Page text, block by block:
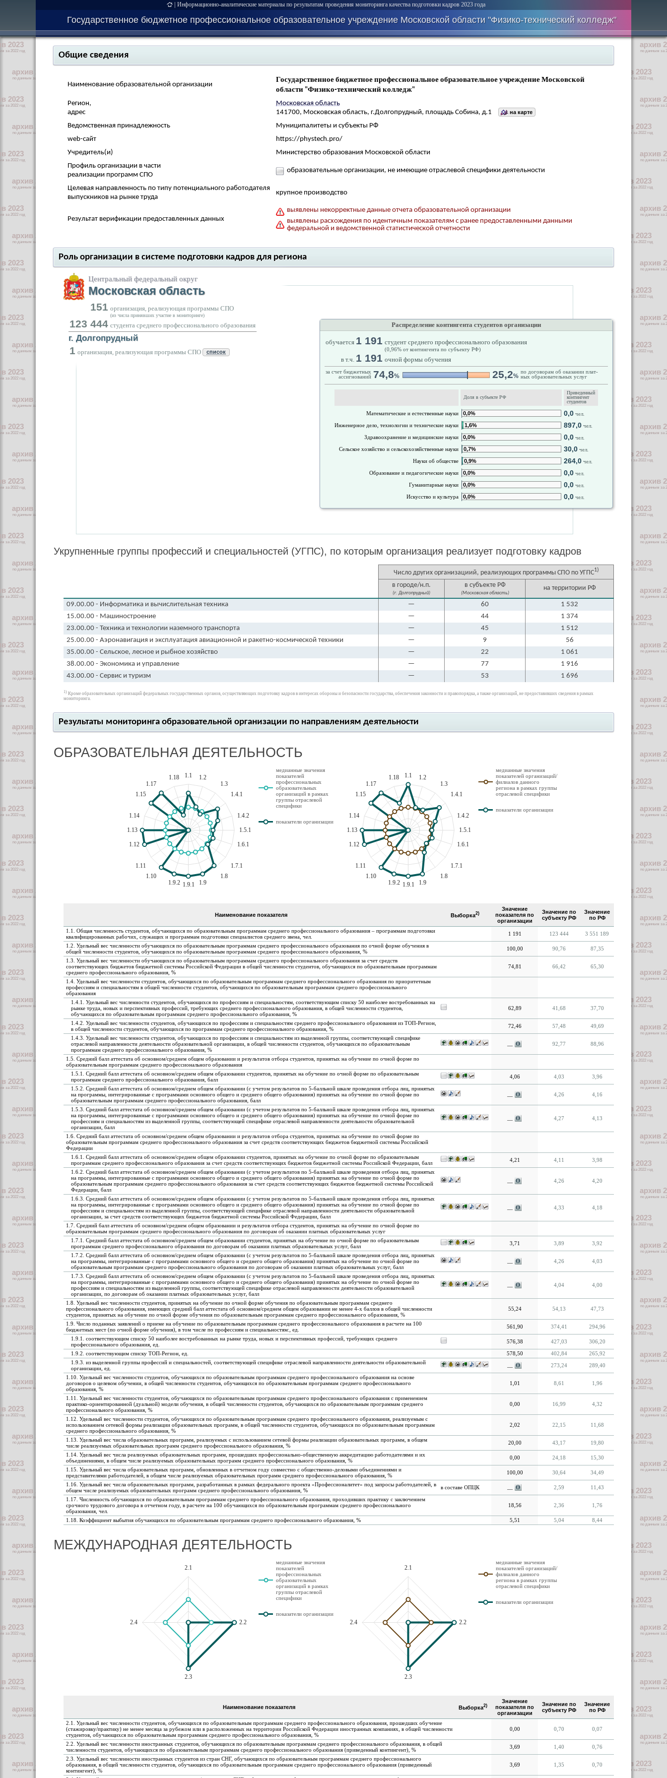
| Информационно-аналитические материалы по результатам проведения мониторинга качества подготовки кадров 2023 года
Государственное бюджетное профессиональное образовательное учреждение Московской области "Физико-технический колледж"
Общие сведения
Наименование образовательной организации
Государственное бюджетное профессиональное образовательное учреждение Московской
области "Физико-технический колледж"
Регион,
адрес
Московская область
141700, Московская область, г.Долгопрудный, площадь Собина, д.1
на карте
Ведомственная принадлежность
Муниципалитеты и субъекты РФ
web-сайт
https://phystech.pro/
Учредитель(и)
Министерство образования Московской области
Профиль организации в части
реализации программ СПО
образовательные организации, не имеющие отраслевой специфики деятельности
Целевая направленность по типу потенциального работодателя
выпускников на рынке труда
крупное производство
Результат верификации предоставленных данных
выявлены некорректные данные отчета образовательной организации
выявлены расхождения по идентичным показателям с ранее предоставленными данными
федеральной и ведомственной статистической отчетности
Роль организации в системе подготовки кадров для региона
Центральный федеральный округ
Московская область
151 организация, реализующая программы СПО
(из числа принявших участие в мониторинге)
123 444 студента среднего профессионального образования
г. Долгопрудный
1 организация, реализующая программы СПО список
Распределение контингента студентов организации
обучается 1 191 студент среднего профессионального образования
(0,96% от контингента по субъекту РФ)
в т.ч. 1 191 очной формы обучения
за счет бюджетных
ассигнований 74,8% 25,2%
по договорам об оказании плат-
ных образовательных услуг
Доля в субъекте РФ
Приведенный
контингент
студентов
Математические и естественные науки 0,0% 0,0 чел.
Инженерное дело, технологии и технические науки
1,6% 897,0 чел.
Здравоохранение и медицинские науки
0,0% 0,0 чел.
Сельское хозяйство и сельскохозяйственные науки
0,7% 30,0 чел.
Науки об обществе
0,9% 264,0 чел.
Образование и педагогические науки
0,0% 0,0 чел.
Гуманитарные науки
0,0% 0,0 чел.
Искусство и культура
0,0% 0,0 чел.
Укрупненные группы профессий и специальностей (УГПС), по которым организация реализует подготовку кадров
Число других организациий, реализующих программы СПО по УГПС1)
в городе/н.п.
(г. Долгопрудный)
в субъекте РФ
(Московская область)
на территории РФ
09.00.00 - Информатика и вычислительная техника — 60
1 532
15.00.00 - Машиностроение
— 44
1 374
23.00.00 - Техника и технологии наземного транспорта
— 45
1 512
25.00.00 - Аэронавигация и эксплуатация авиационной и ракетно-космической техники
— 9
56
35.00.00 - Сельское, лесное и рыбное хозяйство
— 22
1 061
38.00.00 - Экономика и управление
— 77
1 916
43.00.00 - Сервис и туризм
— 53 1 696
1) Кроме образовательных организаций федеральных государственных органов, осуществляющих подготовку кадров в интересах обороны и безопасности государства, обеспечения законности и правопорядка, а также организаций, не предоставивших сведения в рамках
мониторинга.
Результаты мониторинга образовательной организации по направлениям деятельности
ОБРАЗОВАТЕЛЬНАЯ ДЕЯТЕЛЬНОСТЬ
1.1
1.2
1.3
1.4.1
1.4.2
1.5.1
1.6.1
1.7.1
1.8
1.9
1.9.1
1.9.2
1.10
1.11
1.12
1.13
1.14
1.15
1.17
1.18
медианные значения
показателей
профессиональных
образовательных
организаций в рамках
группы отраслевой
специфики
показатели организации
1.1
1.2
1.3
1.4.1
1.4.2
1.5.1
1.6.1
1.7.1
1.8
1.9
1.9.1
1.9.2
1.10
1.11
1.12
1.13
1.14
1.15
1.17
1.18
медианные значения
показателей организаций/
филиалов данного
региона в рамках группы
отраслевой специфики
показатели организации
Наименование показателя Выборка2)
Значение
показателя по
организации
Значение по
субъекту РФ
Значение
по РФ
1.1. Общая численность студентов, обучающихся по образовательным программам среднего профессионального образования – программам подготовки
квалифицированных рабочих, служащих и программам подготовки специалистов среднего звена, чел.
1 191 123 444
3 551 189
1.2. Удельный вес численности обучающихся по образовательным программам среднего профессионального образования по очной форме обучения в
общей численности студентов, обучающихся по образовательным программам среднего профессионального образования, %
100,00 90,76
87,35
1.3. Удельный вес численности обучающихся по образовательным программам среднего профессионального образования за счет средств
соответствующих бюджетов бюджетной системы Российской Федерации в общей численности студентов, обучающихся по образовательным программам
среднего профессионального образования, %
74,81 66,42 65,30
1.4. Удельный вес численности студентов, обучающихся по образовательным программам среднего профессионального образования по приоритетным
профессиям и специальностям в общей численности студентов, обучающихся по образовательным программам среднего профессионального
образования
1.4.1. Удельный вес численности студентов, обучающихся по профессиям и специальностям, соответствующим списку 50 наиболее востребованных на
рынке труда, новых и перспективных профессий, требующих среднего профессионального образования, в общей численности студентов,
обучающихся по образовательным программам среднего профессионального образования, %
62,89 41,68 37,70
1.4.2. Удельный вес численности студентов, обучающихся по профессиям и специальностям среднего профессионального образования из ТОП-Регион,
в общей численности студентов, обучающихся по программам среднего профессионального образования, %
72,46 57,48
49,69
1.4.3. Удельный вес численности студентов, обучающихся по профессиям и специальностям из выделенной группы, соответствующей специфике
отраслевой направленности деятельности образовательной организации, в общей численности студентов, обучающихся по образовательным
программам среднего профессионального образования, %
— 92,77 88,96
1.5. Средний балл аттестата об основном/среднем общем образовании и результатов отбора студентов, принятых на обучение по очной форме по
образовательным программам среднего профессионального образования
1.5.1. Средний балл аттестата об основном/среднем общем образовании студентов, принятых на обучение по очной форме по образовательным
программам среднего профессионального образования, балл
4,06 4,03
3,96
1.5.2. Средний балл аттестата об основном/среднем общем образовании (с учетом результатов по 5-балльной шкале проведения отбора лиц, принятых
на программы, интегрированные с программами основного общего и среднего общего образования) принятых на обучение по очной форме по
образовательным программам среднего профессионального образования, балл
— 4,26 4,16
1.5.3. Средний балл аттестата об основном/среднем общем образовании (с учетом результатов по 5-балльной шкале проведения отбора лиц, принятых
на программы, интегрированные с программами основного общего и среднего общего образования) принятых на обучение по очной форме по
профессиям и специальностям из выделенной группы, соответствующей специфике отраслевой направленности деятельности образовательной
организации, балл
— 4,27 4,13
1.6. Средний балл аттестата об основном/среднем общем образовании и результатов отбора студентов, принятых на обучение по очной форме по
образовательным программам среднего профессионального образования за счет средств соответствующих бюджетов бюджетной системы Российской
Федерации
1.6.1. Средний балл аттестата об основном/среднем общем образовании студентов, принятых на обучение по очной форме по образовательным
программам среднего профессионального образования за счет средств соответствующих бюджетов бюджетной системы Российской Федерации, балл
4,21 4,11
3,98
1.6.2. Средний балл аттестата об основном/среднем общем образовании (с учетом результатов по 5-балльной шкале проведения отбора лиц, принятых
на программы, интегрированные с программами основного общего и среднего общего образования) принятых на обучение по очной форме по
образовательным программам среднего профессионального образования за счет средств соответствующих бюджетов бюджетной системы Российской
Федерации, балл
— 4,26 4,20
1.6.3. Средний балл аттестата об основном/среднем общем образовании (с учетом результатов по 5-балльной шкале проведения отбора лиц, принятых
на программы, интегрированные с программами основного общего и среднего общего образования) принятых на обучение по очной форме по
профессиям и специальностям из выделенной группы, соответствующей специфике отраслевой направленности деятельности образовательной
организации, за счет средств соответствующих бюджетов бюджетной системы Российской Федерации, балл
— 4,33 4,18
1.7. Средний балл аттестата об основном/среднем общем образовании и результатов отбора студентов, принятых на обучение по очной форме по
образовательным программам среднего профессионального образования по договорам об оказании платных образовательных услуг
1.7.1. Средний балл аттестата об основном/среднем общем образовании студентов, принятых на обучение по очной форме по образовательным
программам среднего профессионального образования по договорам об оказании платных образовательных услуг, балл
3,71 3,89
3,92
1.7.2. Средний балл аттестата об основном/среднем общем образовании (с учетом результатов по 5-балльной шкале проведения отбора лиц, принятых
на программы, интегрированные с программами основного общего и среднего общего образования) принятых на обучение по очной форме по
образовательным программам среднего профессионального образования по договорам об оказании платных образовательных услуг, балл
— 4,26 4,03
1.7.3. Средний балл аттестата об основном/среднем общем образовании (с учетом результатов по 5-балльной шкале проведения отбора лиц, принятых
на программы, интегрированные с программами основного общего и среднего общего образования) принятых на обучение по очной форме по
профессиям и специальностям из выделенной группы, соответствующей специфике отраслевой направленности деятельности образовательной
организации, по договорам об оказании платных образовательных услуг, балл
— 4,04 4,00
1.8. Удельный вес численности студентов, принятых на обучение по очной форме обучения по образовательным программам среднего
профессионального образования, имеющих средний балл аттестата об основном/среднем общем образовании не менее 4-х баллов в общей численности
студентов, принятых на обучение по очной форме обучения по образовательным программам среднего профессионального образования, %
55,24 54,13 47,73
1.9. Число поданных заявлений о приеме на обучение по образовательным программам среднего профессионального образования в расчете на 100
бюджетных мест (по очной форме обучения), в том числе по профессиям и специальностям:, ед.
561,90 374,41
294,96
1.9.1. соответствующим списку 50 наиболее востребованных на рынке труда, новых и перспективных профессий, требующих среднего
профессионального образования, ед.
576,38 427,03
306,20
1.9.2. соответствующим списку ТОП-Регион, ед.
578,50 402,84
265,92
1.9.3. из выделенной группы профессий и специальностей, соответствующей специфике отраслевой направленности деятельности образовательной
организации, ед.
— 273,24
289,40
1.10. Удельный вес численности студентов, обучающихся по образовательным программам среднего профессионального образования на основе
договоров о целевом обучении, в общей численности студентов, обучающихся по образовательным программам среднего профессионального
образования, %
1,01 8,61 1,96
1.11. Удельный вес численности студентов, обучающихся по образовательным программам среднего профессионального образования с применением
практико-ориентированной (дуальной) модели обучения, в общей численности студентов, обучающихся по образовательным программам среднего
профессионального образования, %
0,00 16,99 4,32
1.12. Удельный вес численности студентов, обучающихся по образовательным программам среднего профессионального образования, реализуемым с
использованием сетевой формы реализации образовательных программ, в общей численности студентов, обучающихся по образовательным программам
среднего профессионального образования, %
2,02 22,15 11,68
1.13. Удельный вес числа образовательных программ, реализуемых с использованием сетевой формы реализации образовательных программ, в общем
числе реализуемых образовательных программ среднего профессионального образования, %
20,00 43,17
19,80
1.14. Удельный вес числа реализуемых образовательных программ, прошедших профессионально-общественную аккредитацию работодателями и их
объединениями, в общем числе реализуемых образовательных программ среднего профессионального образования, %
0,00 24,18
15,30
1.15. Удельный вес числа образовательных программ, обновленных в отчетном году совместно с общественно-деловыми объединениями и
представителями работодателей, в общем числе реализуемых образовательных программ среднего профессионального образования, %
100,00 30,64
34,49
1.16. Удельный вес числа образовательных программ, разработанных в рамках федерального проекта «Профессионалитет» под запросы работодателей, в
общем числе реализуемых образовательных программ среднего профессионального образования, %
в составе ОПЦК — 2,59
11,43
1.17. Численность обучающихся по образовательным программам среднего профессионального образования, проходивших практику с заключением
срочного трудового договора в отчетном году, в расчете на 100 обучающихся по образовательным программам среднего профессионального
образования, чел.
18,56 2,36 1,76
1.18. Коэффициент выбытия обучающихся по образовательным программам среднего профессионального образования, % 5,51 5,04 8,44
МЕЖДУНАРОДНАЯ ДЕЯТЕЛЬНОСТЬ
2.1
2.2
2.3
2.4
медианные значения
показателей
профессиональных
образовательных
организаций в рамках
группы отраслевой
специфики
показатели организации
2.1
2.2
2.3
2.4
медианные значения
показателей организаций/
филиалов данного
региона в рамках группы
отраслевой специфики
показатели организации
Наименование показателя Выборка2)
Значение
показателя по
организации
Значение по
субъекту РФ
Значение
по РФ
2.1. Удельный вес численности студентов, обучающихся по образовательным программам среднего профессионального образования, прошедших обучение
(стажировку/практику) не менее месяца за рубежом или в расположенных на территории Российской Федерации иностранных компаниях, в общей численности
студентов, обучающихся по образовательным программам среднего профессионального образования, %
0,00 0,70 0,07
2.2. Удельный вес численности иностранных студентов, обучающихся по образовательным программам среднего профессионального образования, в общей
численности студентов, обучающихся по образовательным программам среднего профессионального образования (приведенный контингент), %
3,69 1,40
0,76
2.3. Удельный вес численности иностранных студентов из стран СНГ, обучающихся по образовательным программам среднего профессионального
образования, в общей численности студентов, обучающихся по образовательным программам среднего профессионального образования (приведенный
контингент), %
3,69 1,35 0,70